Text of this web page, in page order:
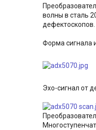
волны в сталь
дефектоскопов.
Форма сигнала
Эхо-сигнал от